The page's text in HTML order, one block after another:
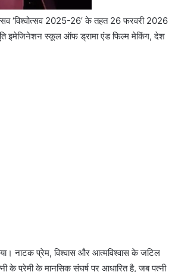
‘विश्वोत्सव 2025-26’ के तहत 26 फरवरी 2026
इमेजिनेशन स्कूल ऑफ ड्रामा एंड फिल्म मेकिंग, देश
नाटक प्रेम, विश्वास और आत्मविश्वास के जटिल
के प्रेमी के मानसिक संघर्ष पर आधारित है, जब पत्नी